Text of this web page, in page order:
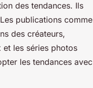
des tendances. Ils
publications comme
des créateurs,
et les séries photos
les tendances avec